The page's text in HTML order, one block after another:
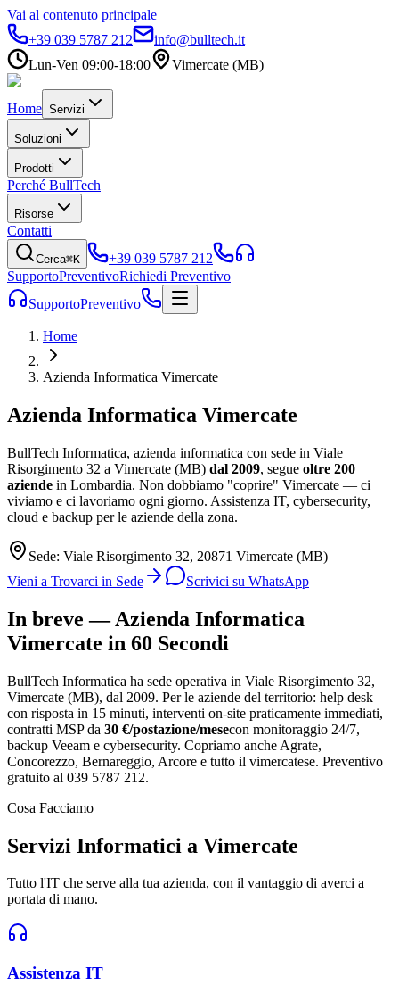
Vai al contenuto principale
+39 039 5787 212
info@bulltech.it
Lun-Ven 09:00-18:00
Vimercate (MB)
Home Servizi
Soluzioni
Prodotti
Perché BullTech
Risorse
Contatti
Cerca⌘K
+39 039 5787 212
SupportoPreventivoRichiedi Preventivo
SupportoPreventivo
Home
Azienda Informatica Vimercate
Azienda Informatica Vimercate
BullTech Informatica, azienda informatica con sede in Viale
Risorgimento 32 a Vimercate (MB) dal 2009, segue oltre 200
aziende in Lombardia. Non dobbiamo "coprire" Vimercate — ci
viviamo e ci lavoriamo ogni giorno. Assistenza IT, cybersecurity,
cloud e backup per le aziende della zona.
Sede: Viale Risorgimento 32, 20871 Vimercate (MB)
Vieni a Trovarci in Sede
Scrivici su WhatsApp
In breve — Azienda Informatica
Vimercate in 60 Secondi
BullTech Informatica ha sede operativa in Viale Risorgimento 32,
Vimercate (MB), dal 2009. Per le aziende del territorio: help desk
con risposta in 15 minuti, interventi on-site praticamente immediati,
contratti MSP da 30 €/postazione/mesecon monitoraggio 24/7,
backup Veeam e cybersecurity. Copriamo anche Agrate,
Concorezzo, Bernareggio, Arcore e tutto il vimercatese. Preventivo
gratuito al 039 5787 212.
Cosa Facciamo
Servizi Informatici a Vimercate
Tutto l'IT che serve alla tua azienda, con il vantaggio di averci a
portata di mano.
Assistenza IT